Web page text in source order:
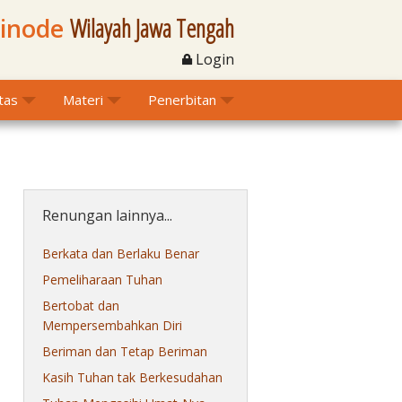
Wilayah Jawa Tengah
Login
Materi Penerbitan
Renungan lainnya...
Berkata dan Berlaku Benar
Pemeliharaan Tuhan
Bertobat dan
Mempersembahkan Diri
Beriman dan Tetap Beriman
Kasih Tuhan tak Berkesudahan